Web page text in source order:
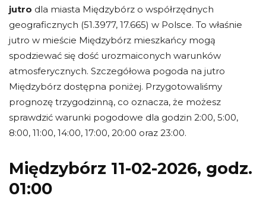
jutro dla miasta Międzybórz o współrzędnych
geograficznych (51.3977, 17.665) w Polsce. To właśnie
jutro w mieście Międzybórz mieszkańcy mogą
spodziewać się dość urozmaiconych warunków
atmosferycznych. Szczegółowa pogoda na jutro
Międzybórz dostępna poniżej. Przygotowaliśmy
prognozę trzygodzinną, co oznacza, że możesz
sprawdzić warunki pogodowe dla godzin 2:00, 5:00,
8:00, 11:00, 14:00, 17:00, 20:00 oraz 23:00.
Międzybórz 11-02-2026, godz.
01:00